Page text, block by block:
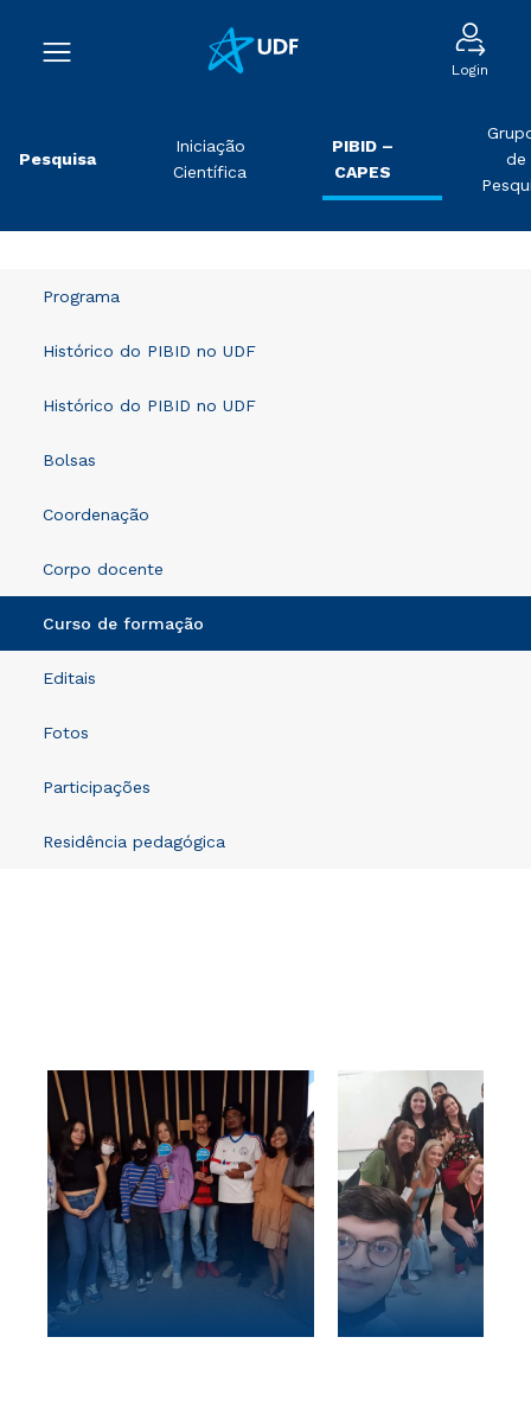
Login
Pesquisa
Iniciação
Científica
PIBID –
CAPES
de
Programa
Histórico do PIBID no UDF
Histórico do PIBID no UDF
Bolsas
Coordenação
Corpo docente
Curso de formação
Editais
Fotos
Participações
Residência pedagógica